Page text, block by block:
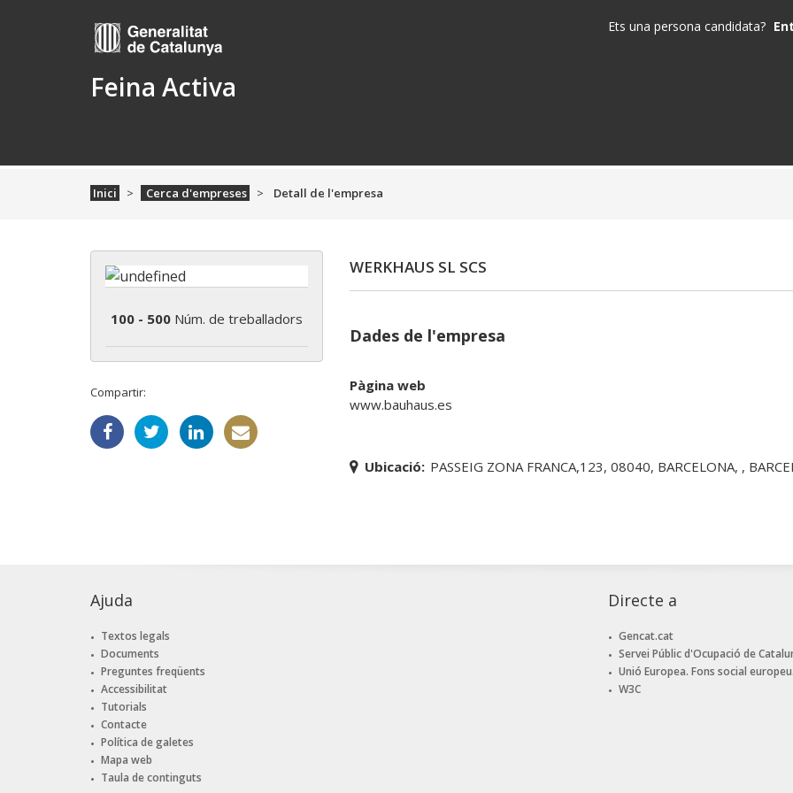
Feina Activa
Ets una persona candidata?
Inici Cerca d'empreses Detall de l'empresa
100 - 500Núm. de treballadors
Compartir:
WERKHAUS SL SCS
Dades de l'empresa
Pàgina web
www.bauhaus.es
Ubicació: PASSEIG ZONA FRANCA,123, 08040, BARCELONA, ,
Ajuda
Textos legals
Documents
Preguntes freqüents
Accessibilitat
Tutorials
Contacte
Política de galetes
Mapa web
Taula de continguts
Directe a
Gencat.cat
Servei Públic d'Ocupació de
Unió Europea. Fons social europeu.
W3C